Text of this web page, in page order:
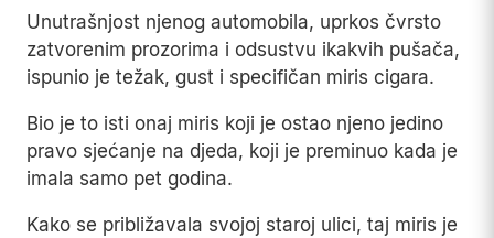
Unutrašnjost njenog automobila, uprkos čvrsto
zatvorenim prozorima i odsustvu ikakvih pušača,
ispunio je težak, gust i specifičan miris cigara.
Bio je to isti onaj miris koji je ostao njeno jedino
pravo sjećanje na djeda, koji je preminuo kada je
imala samo pet godina.
Kako se približavala svojoj staroj ulici, taj miris je